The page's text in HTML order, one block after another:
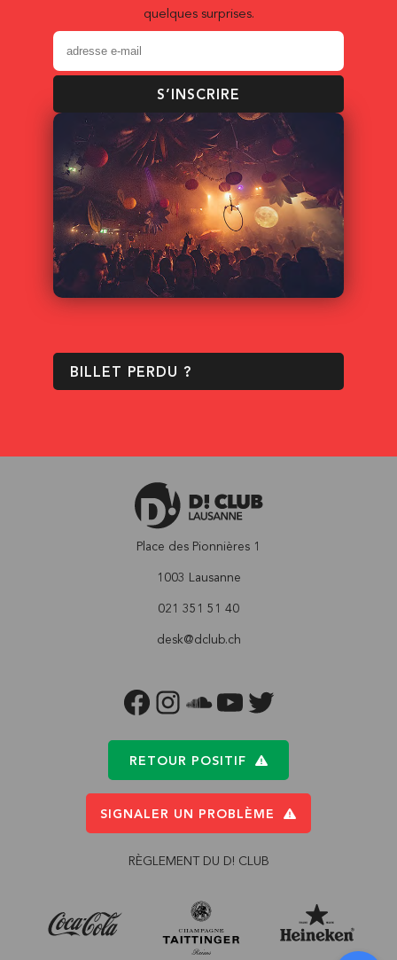
quelques surprises.
S’INSCRIRE
BILLET PERDU ?
Place des Pionnières 1
1003 Lausanne
021 351 51 40
desk@dclub.ch
FACEBOOKINSTAGRAM
SOUNDCLOUD
YOUTUBETWITTER
RETOUR POSITIF
SIGNALER UN PROBLÈME
RÈGLEMENT DU D! CLUB